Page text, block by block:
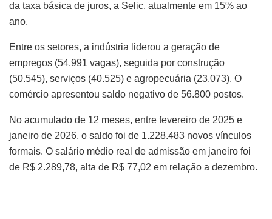
da taxa básica de juros, a Selic, atualmente em 15% ao
ano.
Entre os setores, a indústria liderou a geração de
empregos (54.991 vagas), seguida por construção
(50.545), serviços (40.525) e agropecuária (23.073). O
comércio apresentou saldo negativo de 56.800 postos.
No acumulado de 12 meses, entre fevereiro de 2025 e
janeiro de 2026, o saldo foi de 1.228.483 novos vínculos
formais. O salário médio real de admissão em janeiro foi
de R$ 2.289,78, alta de R$ 77,02 em relação a dezembro.